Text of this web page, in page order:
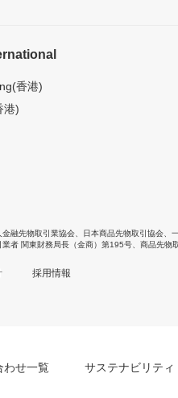
香港)
港)
金融先物取引業協会 日本商品先物取引協会
者 関東財務局長（金商）第195号、商品先物
採用情報
わせ一覧 サステナビリティ